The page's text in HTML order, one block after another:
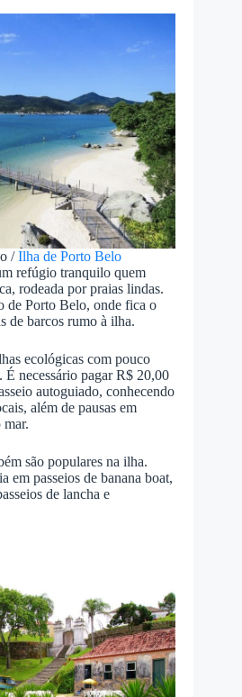
/Ilha de Porto Belo
refúgio tranquilo quem
rodeada por praias lindas.
de Porto Belo, onde fica o
de barcos rumo à ilha.
ecológicas com pouco
É necessário pagar R$ 20,00
autoguiado, conhecendo
além de pausas em
mar.
são populares na ilha.
em passeios de banana boat,
de lancha e